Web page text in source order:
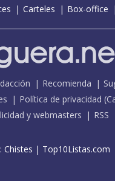
Carteles Box-office
Recomienda
Política de privacidad (
y webmasters RSS
Chistes | Top10Listas.com